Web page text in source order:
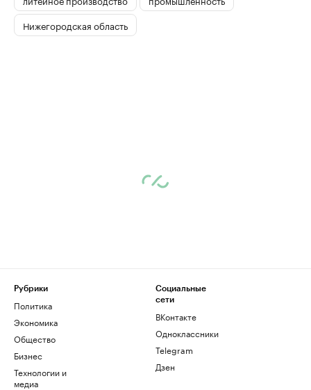
Нижегородская область
Рубрики
Политика
Экономика
Общество
Бизнес
Технологии и
медиа
Социальные
сети
ВКонтакте
Одноклассники
Telegram
Дзен